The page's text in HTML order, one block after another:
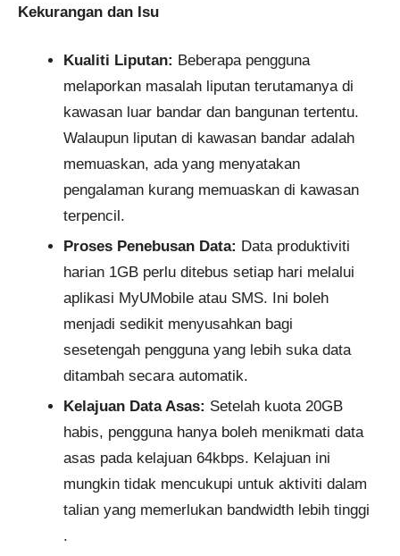
Kekurangan dan Isu
Kualiti Liputan: Beberapa pengguna
melaporkan masalah liputan terutamanya di
kawasan luar bandar dan bangunan tertentu.
Walaupun liputan di kawasan bandar adalah
memuaskan, ada yang menyatakan
pengalaman kurang memuaskan di kawasan
terpencil.
Proses Penebusan Data: Data produktiviti
harian 1GB perlu ditebus setiap hari melalui
aplikasi MyUMobile atau SMS. Ini boleh
menjadi sedikit menyusahkan bagi
sesetengah pengguna yang lebih suka data
ditambah secara automatik.
Kelajuan Data Asas: Setelah kuota 20GB
habis, pengguna hanya boleh menikmati data
asas pada kelajuan 64kbps. Kelajuan ini
mungkin tidak mencukupi untuk aktiviti dalam
talian yang memerlukan bandwidth lebih tinggi​
.